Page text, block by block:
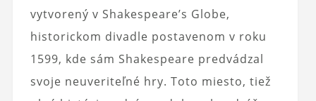
vytvorený v Shakespeare’s Globe,
historickom divadle postavenom v roku
1599, kde sám Shakespeare predvádzal
svoje neuveriteľné hry. Toto miesto, tiež